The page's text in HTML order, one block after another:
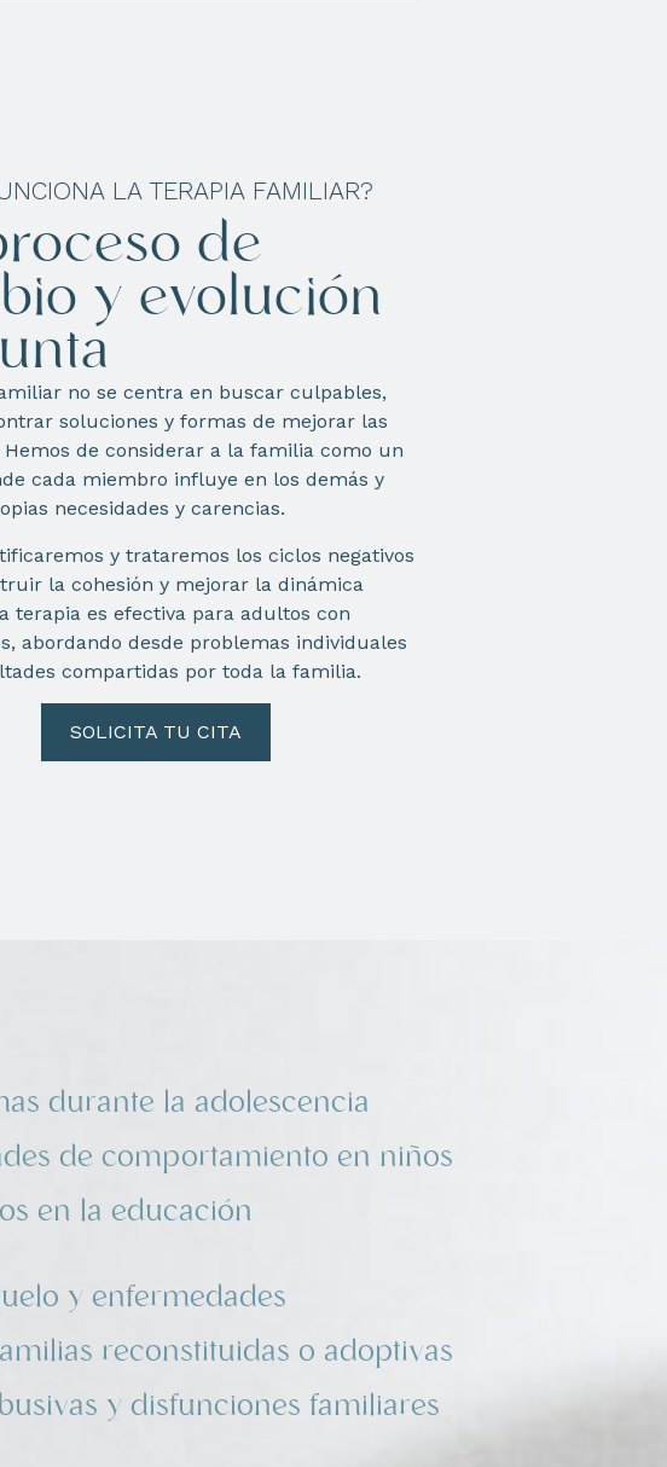
LA TERAPIA FAMILIAR?
de
y evolución
no se centra en buscar culpables,
soluciones y formas de mejorar las
Hemos de considerar a la familia como un
cada miembro influye en los demás y
necesidades y carencias.
y trataremos los ciclos negativos
la cohesión y mejorar la dinámica
terapia es efectiva para adultos con
abordando desde problemas individuales
compartidas por toda la familia.
SOLICITA TU CITA
durante la adolescencia
de comportamiento en niños
en la educación
y enfermedades
reconstituidas o adoptivas
y disfunciones familiares